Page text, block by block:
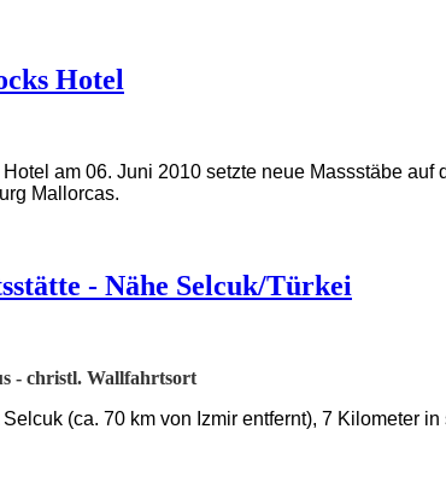
Hotel
am 06. Juni 2010 setzte neue Massstäbe
Mallorcas.
- Nähe Selcuk/Türkei
- christl. Wallfahrtsort
(ca. 70 km von Izmir entfernt), 7 Kilometer